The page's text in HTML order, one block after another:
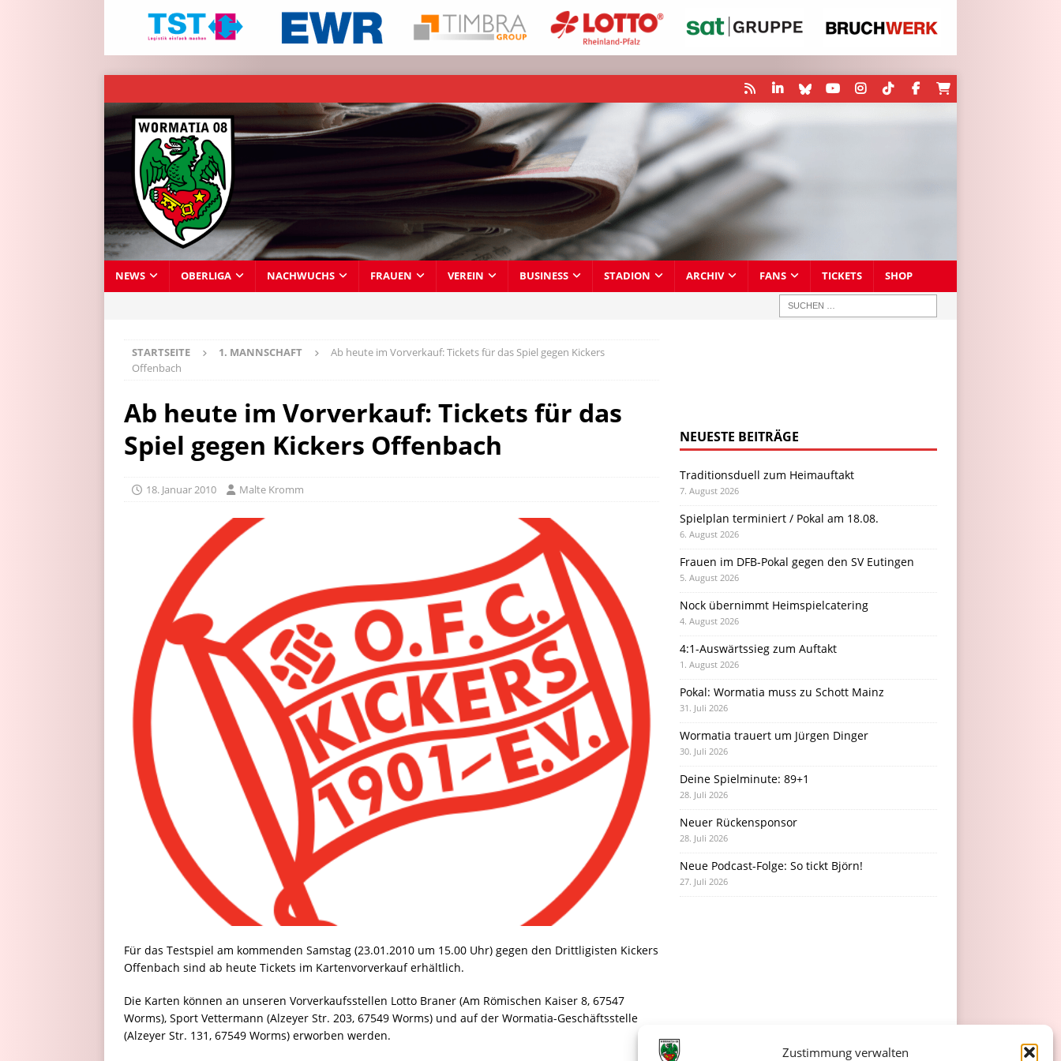
Zustimmung verwalten
NEWS OBERLIGA NACHWUCHS FRAUEN VEREIN BUSINESS STADION ARCHIV FANS TICKETS SHOP
STARTSEITE 1. MANNSCHAFT
Ab heute im Vorverkauf: Tickets für das Spiel gegen Kickers
Offenbach
Ab heute im Vorverkauf: Tickets für das
Spiel gegen Kickers Offenbach
18. Januar 2010 Malte Kromm
Für das Testspiel am kommenden Samstag (23.01.2010 um 15.00 Uhr) gegen den Drittligisten Kickers
Offenbach sind ab heute Tickets im Kartenvorverkauf erhältlich.
Die Karten können an unseren Vorverkaufsstellen Lotto Braner (Am Römischen Kaiser 8, 67547
Worms), Sport Vettermann (Alzeyer Str. 203, 67549 Worms) und auf der Wormatia-Geschäftsstelle
(Alzeyer Str. 131, 67549 Worms) erworben werden.
NEUESTE BEITRÄGE
Traditionsduell zum Heimauftakt
7. August 2026
Spielplan terminiert / Pokal am 18.08.
6. August 2026
Frauen im DFB-Pokal gegen den SV Eutingen
5. August 2026
Nock übernimmt Heimspielcatering
4. August 2026
4:1-Auswärtssieg zum Auftakt
1. August 2026
Pokal: Wormatia muss zu Schott Mainz
31. Juli 2026
Wormatia trauert um Jürgen Dinger
30. Juli 2026
Deine Spielminute: 89+1
28. Juli 2026
Neuer Rückensponsor
28. Juli 2026
Neue Podcast-Folge: So tickt Björn!
27. Juli 2026